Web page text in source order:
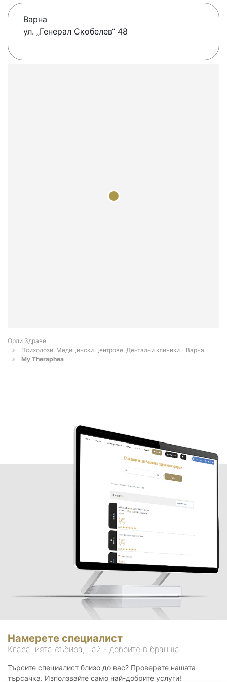
Варна
ул. „Генерал Скобелев“ 48
Орли Здраве
Психолози, Медицински центрове, Дентални клиники - Варна
My Theraphea
Намерете специалист
Класацията събира, най - добрите в бранша.
Търсите специалист близо до вас? Проверете нашата
търсачка. Използвайте само най-добрите услуги!